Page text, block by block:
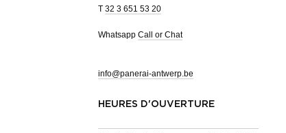
T 32 3 651 53 20
Whatsapp Call or Chat
info@panerai-antwerp.be
HEURES D'OUVERTURE